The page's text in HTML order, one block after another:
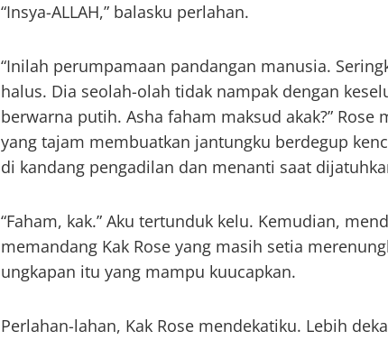
“Insya-ALLAH,” balasku perlahan.
“Inilah perumpamaan pandangan manusia.
halus. Dia seolah-olah tidak nampak dengan
berwarna putih. Asha faham maksud akak?” Rose
yang tajam membuatkan jantungku berdegup
di kandang pengadilan dan menanti saat
“Faham, kak.” Aku tertunduk kelu. Kemudian,
memandang Kak Rose yang masih setia
ungkapan itu yang mampu kuucapkan.
Perlahan-lahan, Kak Rose mendekatiku. Lebih